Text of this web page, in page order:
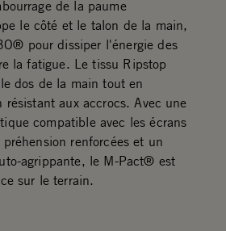
de la paume
le côté et le talon de la main,
pour dissiper l'énergie des
la fatigue. Le tissu Ripstop
dos de la main tout en
résistant aux accrocs. Avec une
compatible avec les écrans
renforcées et un
agrippante, le M-Pact® est
sur le terrain.